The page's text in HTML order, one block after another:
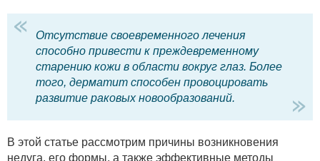
Отсутствие своевременного лечения
способно привести к преждевременному
старению кожи в области вокруг глаз. Более
того, дерматит способен провоцировать
развитие раковых новообразований.
В этой статье рассмотрим причины возникновения
недуга, его формы, а также эффективные методы